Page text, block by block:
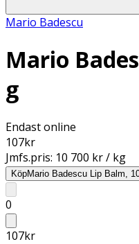
Mario Badescu
Mario
g
Endast online
107kr
Jmfs.pris: 10 700 kr / kg
KöpMario Badescu Lip Balm,
0
107kr